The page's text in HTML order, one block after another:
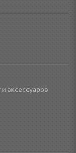
аксессуаров